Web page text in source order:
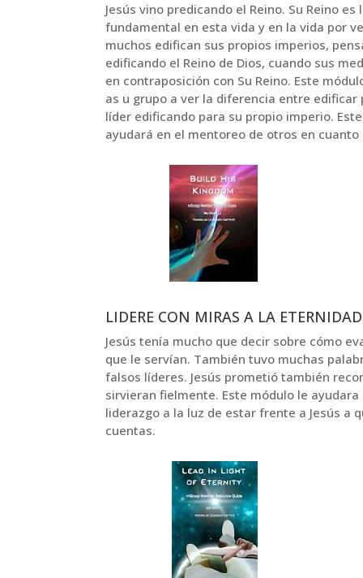
Jesús vino predicando el Reino. Su Reino es
fundamental en esta vida y en la vida por
muchos edifican sus propios imperios,
edificando el Reino de Dios, cuando sus
en contraposición con Su Reino. Este
as u grupo a ver la diferencia entre edificar
líder edificando para su propio imperio.
ayudará en el mentoreo de otros en cuanto
LIDERE CON MIRAS A LA ETERNIDAD
Jesús tenía mucho que decir sobre cómo
que le servían. También tuvo muchas
falsos líderes. Jesús prometió también
sirvieran fielmente. Este módulo le
liderazgo a la luz de estar frente a Jesús a
cuentas.